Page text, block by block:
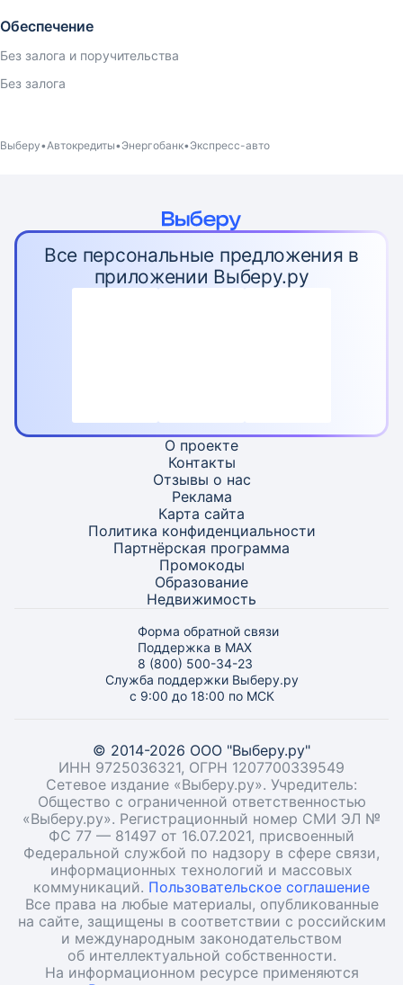
Обеспечение
Без залога и поручительства
Без залога
Выберу Автокредиты Энергобанк Экспресс-авто
Все персональные предложения в
приложении Выберу.ру
О проекте
Контакты
Отзывы о нас
Реклама
Карта сайта
Политика конфиденциальности
Партнёрская программа
Промокоды
Образование
Недвижимость
Форма обратной связи
Поддержка в MAX
8 (800) 500-34-23
Служба поддержки Выберу.ру
с 9:00 до 18:00 по МСК
© 2014-2026 ООО "Выберу.ру"
ИНН 9725036321, ОГРН 1207700339549
Сетевое издание «Выберу.ру». Учредитель:
Общество с ограниченной ответственностью
«Выберу.ру». Регистрационный номер СМИ ЭЛ №
ФС 77 — 81497 от 16.07.2021, присвоенный
Федеральной службой по надзору в сфере связи,
информационных технологий и массовых
коммуникаций. Пользовательское соглашение
Все права на любые материалы, опубликованные
на сайте, защищены в соответствии с российским
и международным законодательством
об интеллектуальной собственности.
На информационном ресурсе применяются